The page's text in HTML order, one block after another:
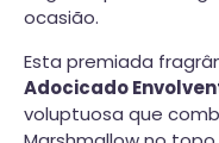
ocasião.
Esta premiada
Adocicado
voluptuosa que